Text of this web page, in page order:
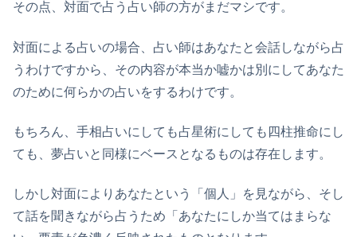
その点、対面で占う占い師の方がまだマシです。
対面による占いの場合、占い師はあなたと会話しながら占
うわけですから、その内容が本当か嘘かは別にしてあなた
のために何らかの占いをするわけです。
もちろん、手相占いにしても占星術にしても四柱推命にし
ても、夢占いと同様にベースとなるものは存在します。
しかし対面によりあなたという「個人」を見ながら、そし
て話を聞きながら占うため「あなたにしか当てはまらな